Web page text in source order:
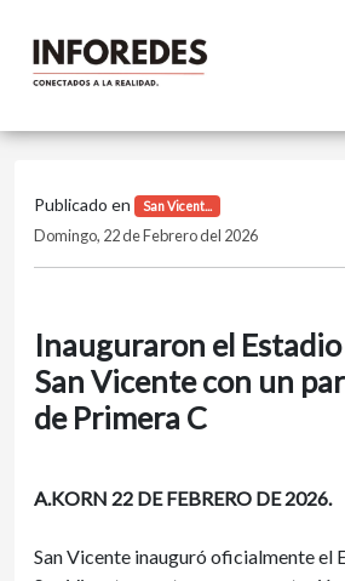
Publicado en San Vicent...
Domingo, 22 de Febrero del 2026
Inauguraron el
San Vicente con un
de Primera C
A.KORN 22 DE FEBRERO DE 2026.
San Vicente inauguró oficialmente el